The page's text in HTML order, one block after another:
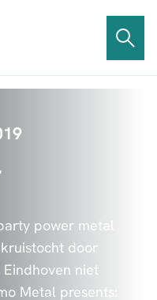
power metal
door
niet
Metal presents: